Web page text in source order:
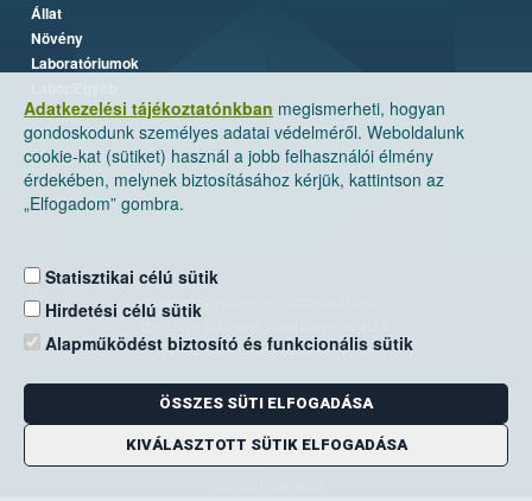
Adatkezelési tájékoztatónkban megismerheti, hogyan
gondoskodunk személyes adatai védelméről. Weboldalunk
cookie-kat (sütiket) használ a jobb felhasználói élmény
érdekében, melynek biztosításához kérjük, kattintson az
„Elfogadom” gombra.
Statisztikai célú sütik
Hirdetési célú sütik
Alapműködést biztosító és funkcionális sütik
ÖSSZES SÜTI ELFOGADÁSA
KIVÁLASZTOTT SÜTIK ELFOGADÁSA
Állat
Növény
Laboratóriumok
Nemzeti Élelmiszerlánc-biztonsági Hivatal
Levelezési cím: 1525 Budapest. Pf. 30.
E-mail:ugyfelszolgalat@nebih.gov.hu
Zöld szám: 06-80/263-244
Telefon: 06-1/ 336-9000